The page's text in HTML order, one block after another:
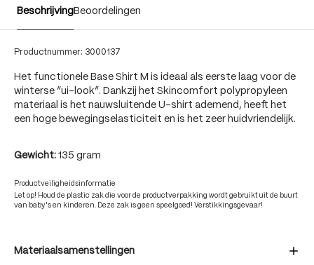
BeschrijvingBeoordelingen
Productnummer: 3000137
Het functionele Base Shirt M is ideaal als eerste laag voor de
winterse “ui-look”. Dankzij het Skincomfort polypropyleen
materiaal is het nauwsluitende U-shirt ademend, heeft het
een hoge bewegingselasticiteit en is het zeer huidvriendelijk.
Gewicht: 135 gram
Productveiligheidsinformatie
Let op! Houd de plastic zak die voor de productverpakking wordt gebruikt uit de buurt
van baby's en kinderen. Deze zak is geen speelgoed! Verstikkingsgevaar!
Materiaalsamenstellingen